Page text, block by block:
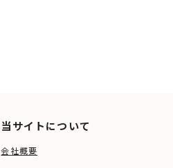
当サイトについて
会社概要